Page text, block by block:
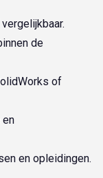
de
of
en
en opleidingen.